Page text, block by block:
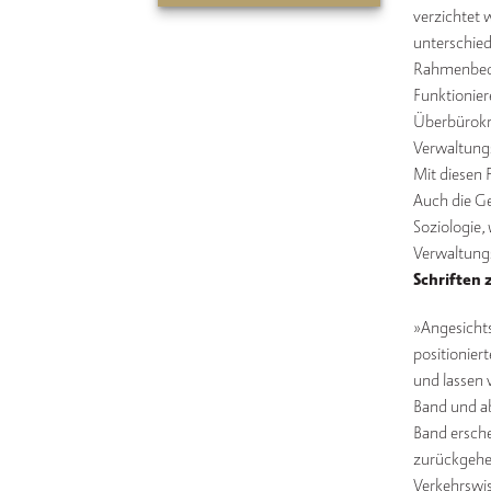
verzichtet
Mit diesen
Auch die
Soziologie,
Schriften
und
Band und
Band